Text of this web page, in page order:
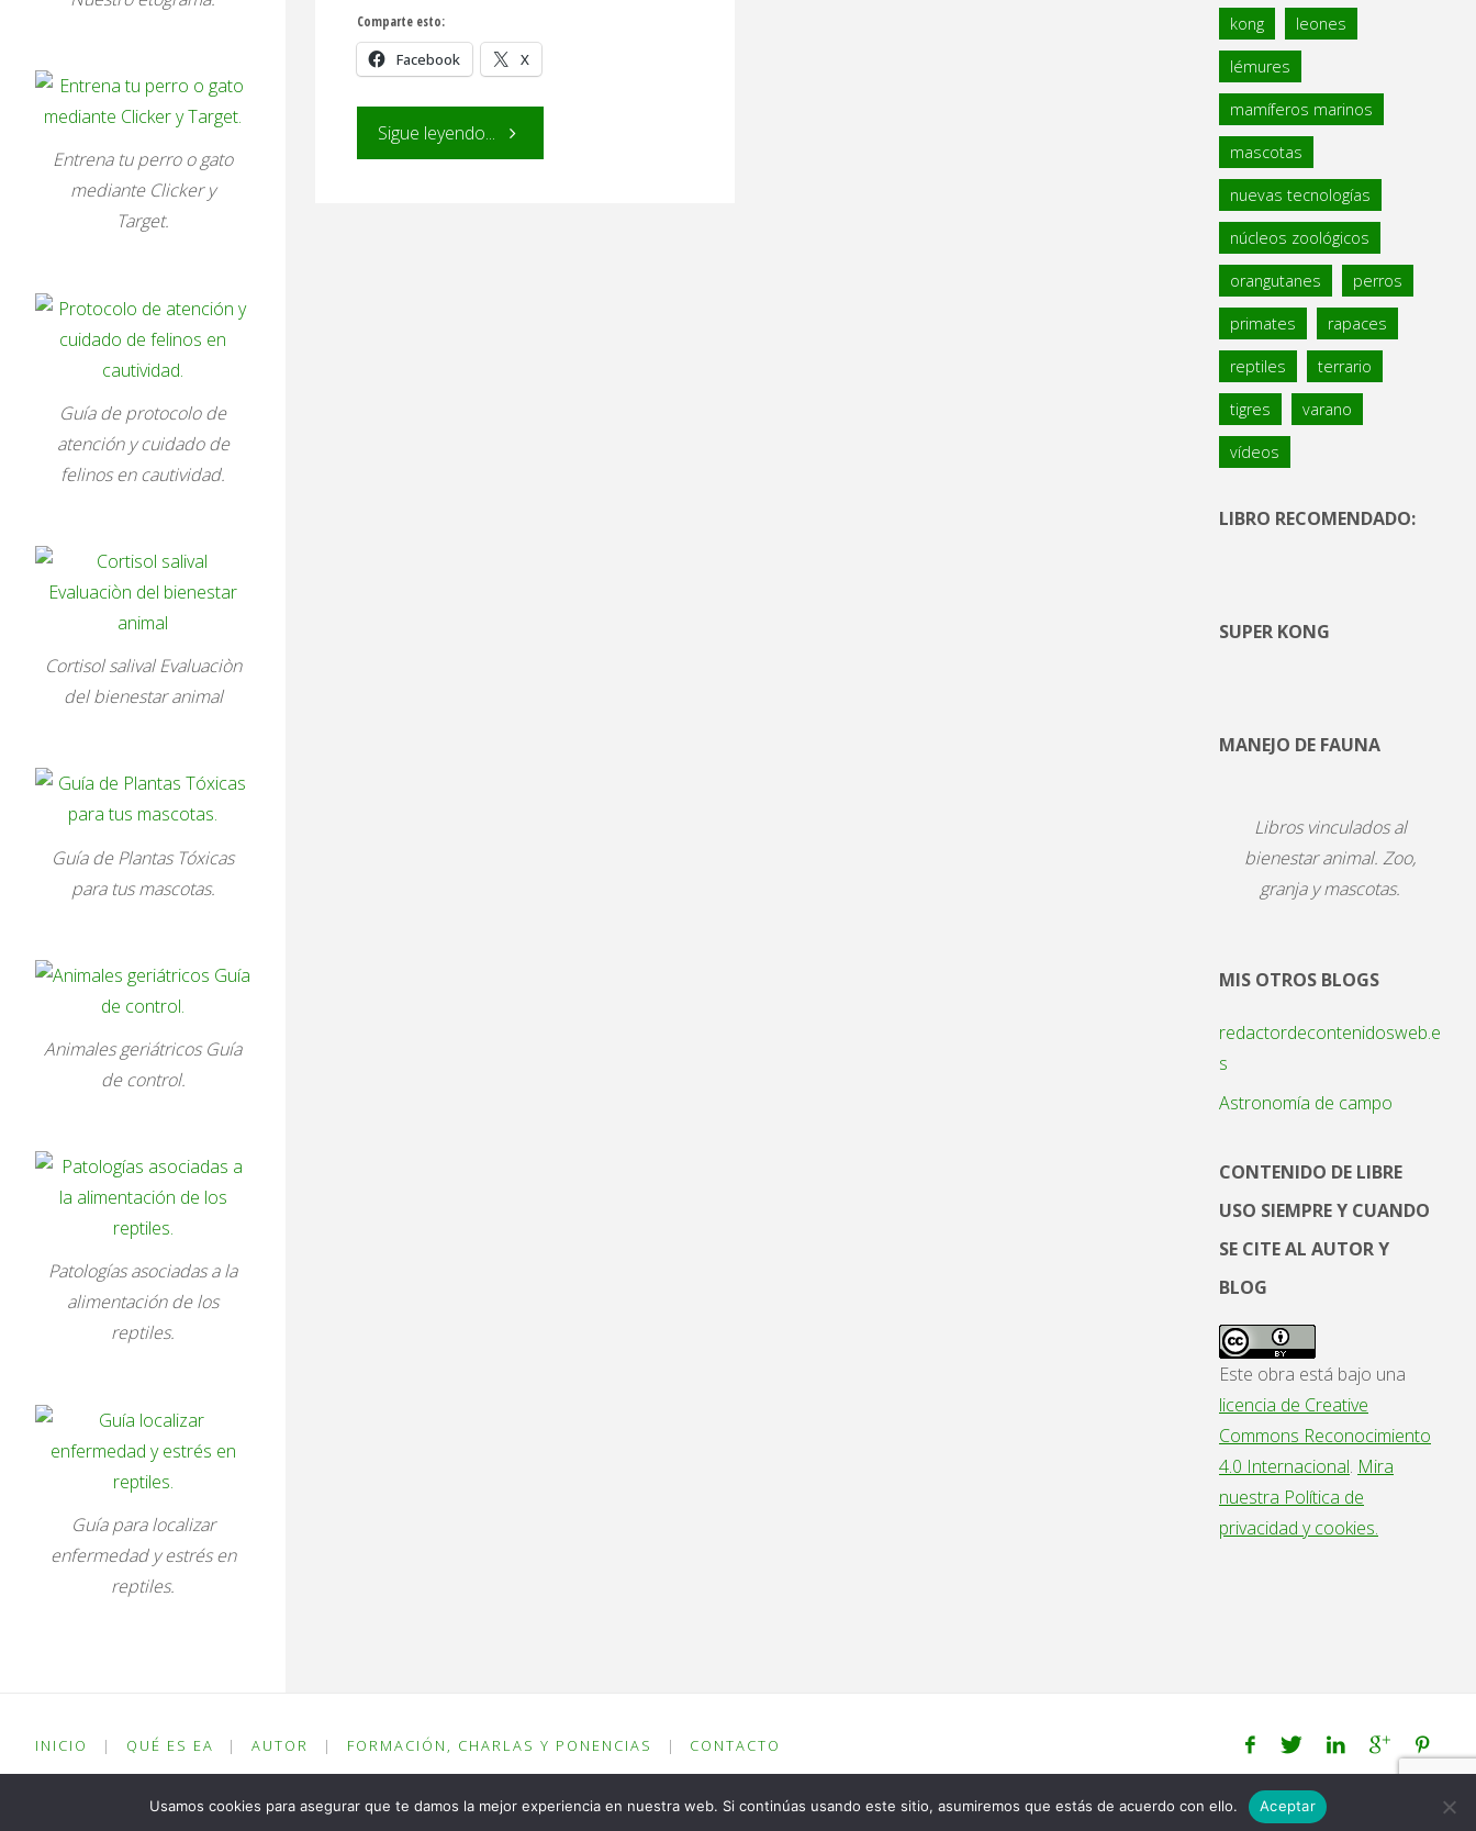
Comparte esto:
Facebook X
Sigue leyendo... "El
Entrena tu perro o gato
mediante Clicker y
Target.
Guía de protocolo de
atención y cuidado de
felinos en cautividad.
Cortisol salival Evaluaciòn
del bienestar animal
Guía de Plantas Tóxicas
para tus mascotas.
Animales geriátricos Guía
de control.
Patologías asociadas a la
alimentación de los
reptiles.
Guía para localizar
enfermedad y estrés en
reptiles.
kong leones
lémures
mamíferos marinos
mascotas
nuevas tecnologías
núcleos zoológicos
orangutanes perros
primates rapaces
reptiles terrario
tigres varano
vídeos
LIBRO RECOMENDADO:
SUPER KONG
MANEJO DE FAUNA
Libros vinculados al
bienestar animal. Zoo,
granja y mascotas.
MIS OTROS BLOGS
redactordecontenidosweb.e
s
Astronomía de campo
CONTENIDO DE LIBRE
USO SIEMPRE Y CUANDO
SE CITE AL AUTOR Y
BLOG
Este obra está bajo una
licencia de Creative
Commons Reconocimiento
4.0 Internacional. Mira
nuestra Política de
privacidad y cookies.
INICIO | QUÉ ES EA | AUTOR | FORMACIÓN, CHARLAS Y PONENCIAS | CONTACTO
Funciona conFluida
Usamos cookies para asegurar que te damos la mejor experiencia en nuestra web. Si continúas usando este sitio, asumiremos que estás de acuerdo con ello. Aceptar